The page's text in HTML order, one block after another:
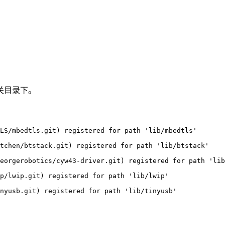
录下。
mbedtls.git) registered for path
'lib/mbedtls'
btstack.git) registered for path
'lib/btstack'
cyw43-driver.git) registered for path
lwip.git) registered for path
'lib/lwip'
registered for path 'lib/tinyusb'